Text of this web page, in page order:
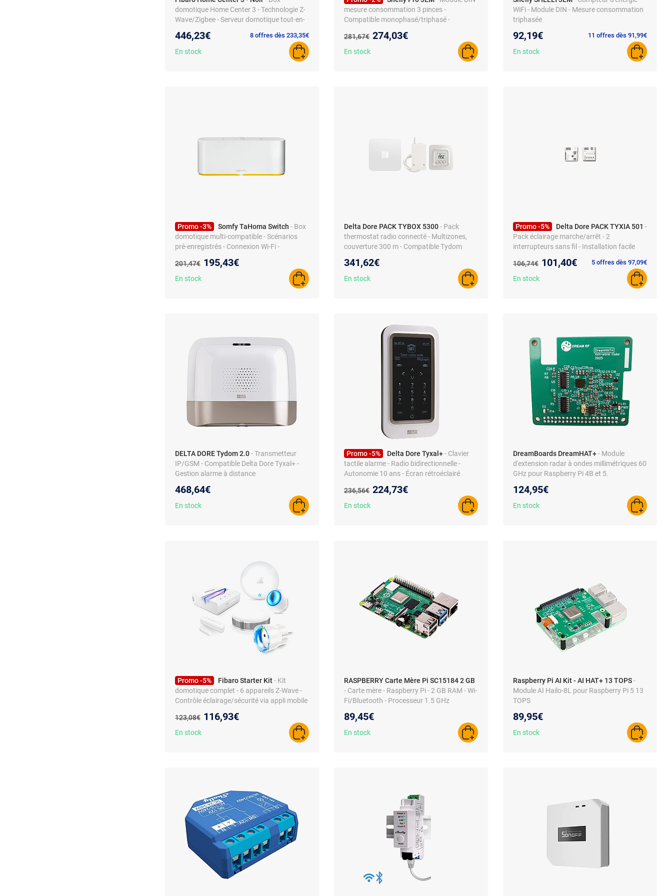
domotique Home Center 3 - Technologie Z-
Wave/Zigbee - Serveur domotique tout-en-
446,23€ 8 offres dès 233,35€
En stock
AJOUTER AU PANIER
mesure consommation 3 pinces -
Compatible monophasé/triphasé -
Ancien prix :
281,67€ Nouveau prix :
274,03€
En stock
AJOUTER AU PANIER
WiFi - Module DIN - Mesure consommation
triphasée
92,19€ 11 offres dès 91,99€
En stock
AJOUTER
Promo -3% Somfy TaHoma Switch - Box
domotique multi-compatible - Scénarios
pré-enregistrés - Connexion Wi-Fi -
Ancien prix :
201,47€ Nouveau prix :
195,43€
En stock
AJOUTER AU PANIER
Delta Dore PACK TYBOX 5300- Pack
thermostat radio connecté - Multizones,
couverture 300 m - Compatible Tydom
341,62€
En stock
AJOUTER AU PANIER
Promo -5% Delta Dore PACK TYXIA 501 -
Pack éclairage marche/arrêt - 2
interrupteurs sans fil - Installation facile
Ancien prix :
106,74€ Nouveau prix :
101,40€ 5 offres dès 97,09€
En stock
AJOUTER
DELTA DORE Tydom 2.0- Transmetteur
IP/GSM - Compatible Delta Dore Tyxal+ -
Gestion alarme à distance
468,64€
En stock
AJOUTER AU PANIER
Promo -5% Delta Dore Tyxal+- Clavier
tactile alarme - Radio bidirectionnelle -
Autonomie 10 ans - Écran rétroéclairé
Ancien prix :
236,56€ Nouveau prix :
224,73€
En stock
AJOUTER AU PANIER
DreamBoards DreamHAT+- Module
d'extension radar à ondes millimétriques 60
GHz pour Raspberry Pi 4B et 5.
124,95€
En stock
AJOUTER
Promo -5% Fibaro Starter Kit- Kit
domotique complet - 6 appareils Z-Wave -
Contrôle éclairage/sécurité via appli mobile
Ancien prix :
123,08€ Nouveau prix :
116,93€
En stock
AJOUTER AU PANIER
RASPBERRY Carte Mère Pi SC15184 2 GB
- Carte mère - Raspberry Pi - 2 GB RAM - Wi-
Fi/Bluetooth - Processeur 1.5 GHz
89,45€
En stock
AJOUTER AU PANIER
Raspberry Pi AI Kit - AI HAT+ 13 TOPS-
Module AI Hailo-8L pour Raspberry Pi 5 13
TOPS
89,95€
En stock
AJOUTER